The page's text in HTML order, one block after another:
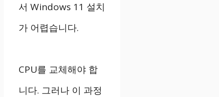
서 Windows 11 설치
가 어렵습니다.
CPU를 교체해야 합
니다. 그러나 이 과정